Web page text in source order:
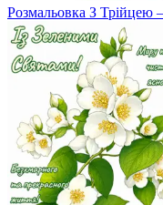
Розмальовка З Трійцею